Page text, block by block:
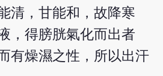
清，甘能和，故降寒
，得膀胱氣化而出者
有燥濕之性，所以出汗